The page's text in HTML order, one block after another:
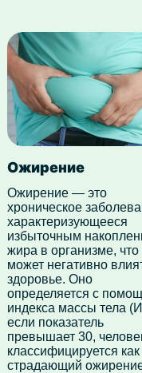
Ожирение
Ожирение — это
хроническое
характеризующееся
избыточным
жира в организме, что
может негативно
здоровье. Оно
определяется с
индекса массы тела
если показатель
превышает 30,
классифицируется как
страдающий